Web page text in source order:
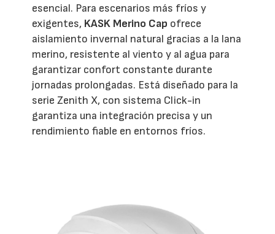
esencial. Para escenarios más fríos y
exigentes, KASK Merino Cap ofrece
aislamiento invernal natural gracias a la lana
merino, resistente al viento y al agua para
garantizar confort constante durante
jornadas prolongadas. Está diseñado para la
serie Zenith X, con sistema Click-in
garantiza una integración precisa y un
rendimiento fiable en entornos fríos.